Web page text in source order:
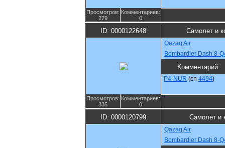
Просмотров:
279
Комментариев:
0
ID: 0000122648 Самолет и
Qazaq Air
Bombardier Dash 8-
Комментарий
P4-NUR (cn 4494)
Просмотров:
335
Комментариев:
0
ID: 0000120799 Самолет и
Qazaq Air
Bombardier Dash 8-